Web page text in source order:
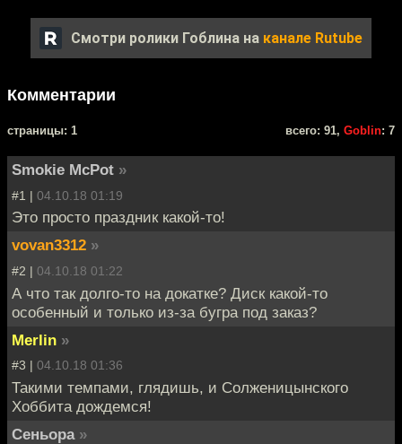
Смотри ролики Гоблина на канале Rutube
Комментарии
cтраницы: 1 всего: 91, Goblin: 7
Smokie McPot »
#1 | 04.10.18 01:19
Это просто праздник какой-то!
vovan3312 »
#2 | 04.10.18 01:22
А что так долго-то на докатке? Диск какой-то
особенный и только из-за бугра под заказ?
Merlin »
#3 | 04.10.18 01:36
Такими темпами, глядишь, и Солженицынского
Хоббита дождемся!
Сеньора »